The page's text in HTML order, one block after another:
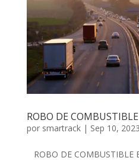
ROBO DE
por smartrack| Sep 10, 2023
ROBO DE COMBUSTIBLE